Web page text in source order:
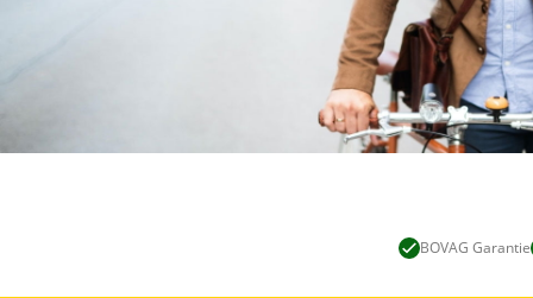
BOVAG Garantie